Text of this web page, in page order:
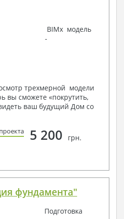
от сложности проекта
Конструкторов и
его с учетом
и климатических
плату.
консультацию у
Вы можете любым
закажите обратный звонок,
BIMx модель
-
трехмерной модели
вы сможете «покрутить,
ваш будущий Дом со
5 200 грн.
фундамента"
Подготовка